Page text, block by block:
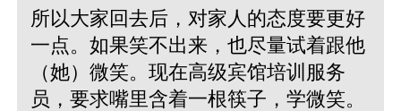
所以大家回去后，对家人的态度要更好
一点。如果笑不出来，也尽量试着跟他
（她）微笑。现在高级宾馆培训服务
员，要求嘴里含着一根筷子，学微笑。